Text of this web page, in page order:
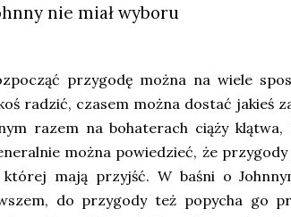
nie miał wyboru
przygodę można na wiele
radzić, czasem można dostać jakieś
razem na bohaterach ciąży
można powiedzieć, że
mają przyjść. W baśni o
do przygody też popycha go